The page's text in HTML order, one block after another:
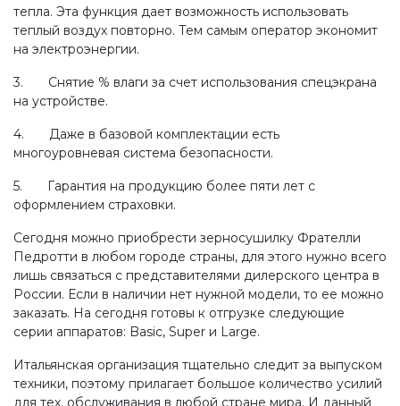
тепла. Эта функция дает возможность использовать
теплый воздух повторно. Тем самым оператор экономит
на электроэнергии.
3. Снятие % влаги за счет использования спецэкрана
на устройстве.
4. Даже в базовой комплектации есть
многоуровневая система безопасности.
5. Гарантия на продукцию более пяти лет с
оформлением страховки.
Сегодня можно приобрести зерносушилку Фрателли
Педротти в любом городе страны, для этого нужно всего
лишь связаться с представителями дилерского центра в
России. Если в наличии нет нужной модели, то ее можно
заказать. На сегодня готовы к отгрузке следующие
серии аппаратов: Basic, Super и Large.
Итальянская организация тщательно следит за выпуском
техники, поэтому прилагает большое количество усилий